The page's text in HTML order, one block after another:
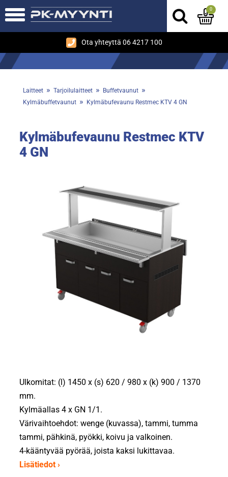
Ota yhteyttä 06 4217 100
0
Laitteet » Tarjoilulaitteet » Buffetvaunut »
Kylmäbuffetvaunut » Kylmäbufevaunu Restmec KTV 4 GN
Kylmäbufevaunu Restmec KTV
4 GN
Ulkomitat: (l) 1450 x (s) 620 / 980 x (k) 900 / 1370
mm.
Kylmäallas 4 x GN 1/1.
Värivaihtoehdot: wenge (kuvassa), tammi, tumma
tammi, pähkinä, pyökki, koivu ja valkoinen.
4-kääntyvää pyörää, joista kaksi lukittavaa.
Lisätiedot ›